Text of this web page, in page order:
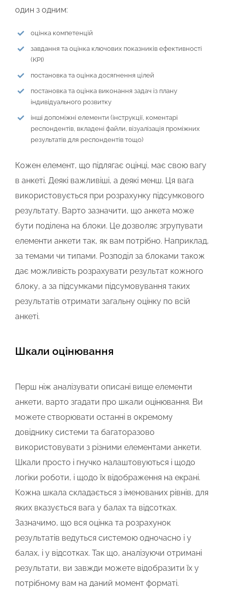
один з одним:
оцінка компетенцій
завдання та оцінка ключових показників ефективності
(KPI)
постановка та оцінка досягнення цілей
постановка та оцінка виконання задач із плану
індивідуального розвитку
інші допоміжні елементи (інструкції, коментарі
респондентів, вкладені файли, візуалізація проміжних
результатів для респондентів тощо)
Кожен елемент, що підлягає оцінці, має свою вагу
в анкеті. Деякі важливіші, а деякі менш. Ця вага
використовується при розрахунку підсумкового
результату. Варто зазначити, що анкета може
бути поділена на блоки. Це дозволяє згрупувати
елементи анкети так, як вам потрібно. Наприклад,
за темами чи типами. Розподіл за блоками також
дає можливість розрахувати результат кожного
блоку, а за підсумками підсумовування таких
результатів отримати загальну оцінку по всій
анкеті.
Шкали оцінювання
Перш ніж аналізувати описані вище елементи
анкети, варто згадати про шкали оцінювання. Ви
можете створювати останні в окремому
довіднику системи та багаторазово
використовувати з різними елементами анкети.
Шкали просто і гнучко налаштовуються і щодо
логіки роботи, і щодо їх відображення на екрані.
Кожна шкала складається з іменованих рівнів, для
яких вказується вага у балах та відсотках.
Зазначимо, що вся оцінка та розрахунок
результатів ведуться системою одночасно і у
балах, і у відсотках. Так що, аналізуючи отримані
результати, ви завжди можете відобразити їх у
потрібному вам на даний момент форматі.